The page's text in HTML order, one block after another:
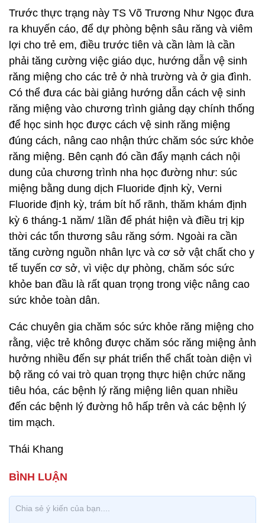
Trước thực trạng này TS Võ Trương Như Ngọc đưa
ra khuyến cáo, để dự phòng bệnh sâu răng và viêm
lợi cho trẻ em, điều trước tiên và cần làm là cần
phải tăng cường việc giáo dục, hướng dẫn vệ sinh
răng miệng cho các trẻ ở nhà trường và ở gia đình.
Có thể đưa các bài giảng hướng dẫn cách vệ sinh
răng miệng vào chương trình giảng dạy chính thống
để học sinh học được cách vệ sinh răng miệng
đúng cách, nâng cao nhận thức chăm sóc sức khỏe
răng miệng. Bên cạnh đó cần đẩy mạnh cách nội
dung của chương trình nha học đường như: súc
miệng bằng dung dịch Fluoride định kỳ, Verni
Fluoride định kỳ, trám bít hố rãnh, thăm khám định
kỳ 6 tháng-1 năm/ 1lần để phát hiện và điều trị kịp
thời các tổn thương sâu răng sớm. Ngoài ra cần
tăng cường nguồn nhân lực và cơ sở vật chất cho y
tế tuyến cơ sở, vì việc dự phòng, chăm sóc sức
khỏe ban đầu là rất quan trọng trong việc nâng cao
sức khỏe toàn dân.
Các chuyên gia chăm sóc sức khỏe răng miệng cho
rằng, việc trẻ không được chăm sóc răng miệng ảnh
hưởng nhiều đến sự phát triển thể chất toàn diện vì
bộ răng có vai trò quan trọng thực hiện chức năng
tiêu hóa, các bệnh lý răng miệng liên quan nhiều
đến các bệnh lý đường hô hấp trên và các bệnh lý
tim mạch.
Thái Khang